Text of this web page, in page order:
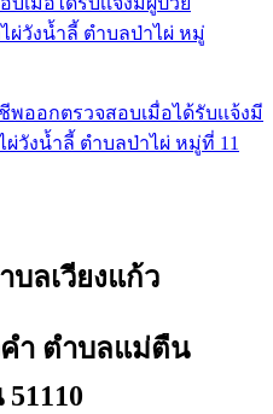
ออกตรวจสอบเมื่อได้รับเเจ้งมี
วังน้ำลี้ ตำบลป่าไผ่ หมู่ที่ 11
บลเวียงแก้ว
ำ ตำบลแม่ตืน